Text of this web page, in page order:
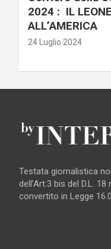
2024 : IL
ALL’AMERICA
24 Luglio 2024
Testata giornalistica
dell’Art.3 bis del D.L.
convertito in Legge